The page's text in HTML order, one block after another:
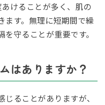
けることが多く、肌の
ます。無理に短期間で繰
守ることが重要です。
はありますか？
ることがありますが、